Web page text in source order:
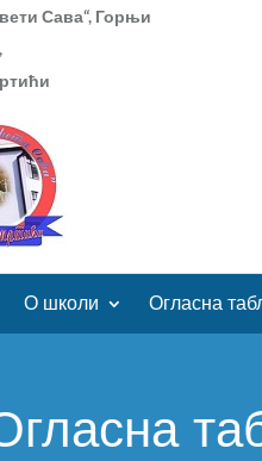
Сава“, Горњи
О школи Огласна